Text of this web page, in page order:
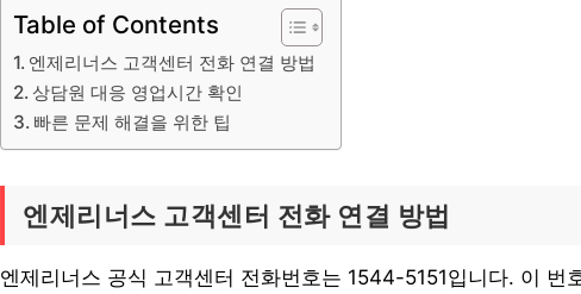
Table of Contents
엔제리너스 고객센터 전화 연결 방법
상담원 대응 영업시간 확인
빠른 문제 해결을 위한 팁
엔제리너스 고객센터 전화 연결 방법
엔제리너스 공식 고객센터 전화번호는 1544-5151입니다. 이 번